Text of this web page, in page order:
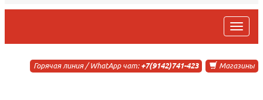
trk
Магазины
Горячая линия / WhatApp чат: +7(9142)741-423